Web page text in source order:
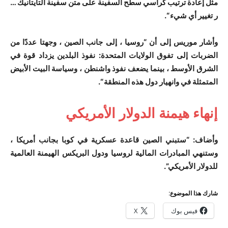
مثل إعادة ترتيب كراسي سطح السفينة على متن سفينة التايتانيك …
ر تغيير أي شيء “.
وأشار موريس إلى أن “روسيا ، إلى جانب الصين ، وجهتا عددًا من
الضربات إلى تفوق الولايات المتحدة: نفوذ البلدين يزداد قوة في
الشرق الأوسط ، بينما يضعف نفوذ واشنطن ، وسياسة البيت الأبيض
المتمثلة في وانهيار دول هذه المنطقة “.
إنهاء هيمنة الدولار الأمريكي
وأضاف: “ستبني الصين قاعدة عسكرية في كوبا بجانب أمريكا ،
وستنهي المبادرات المالية لروسيا ودول البريكس الهيمنة العالمية
للدولار الأمريكي”.
شارك هذا الموضوع:
فيس بوك X